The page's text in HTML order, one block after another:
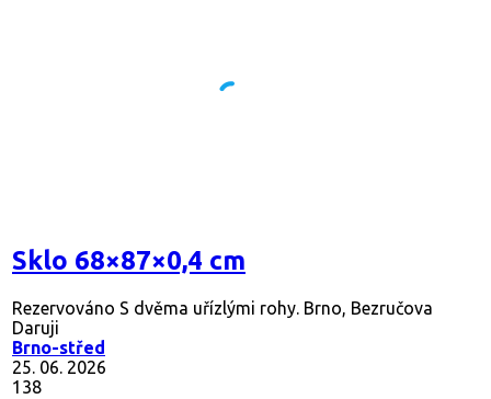
Sklo 68×87×0,4 cm
Rezervováno S dvěma uřízlými rohy. Brno, Bezručova
Daruji
Brno-střed
25. 06. 2026
138